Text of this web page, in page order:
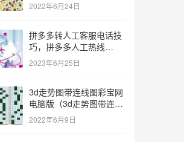
2022年6月24日
拼多多转人工客服电话技
巧，拼多多人工热线
9541344？
2023年6月25日
3d走势图带连线图彩宝网
电脑版（3d走势图带连线
图彩宝网手机版）
2022年6月9日